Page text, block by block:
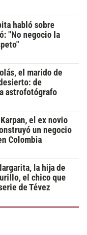
habló sobre
"No negocio la
el marido de
de
astrofotógrafo
el ex novio
un negocio
Colombia
la hija de
el chico que
de Tévez